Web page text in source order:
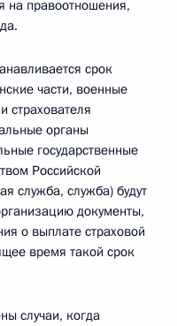
на правоотношения,
срок
части, военные
страхователя
органы
государственные
Российской
служба, служба) будут
документы,
о выплате страховой
время такой срок
случаи, когда